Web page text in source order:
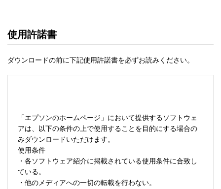
使用許諾書
ダウンロードの前に下記使用許諾書を必ずお読みください。
「エプソンのホームページ」において提供するソフトウェ
アは、以下の条件の上で使用することを目的にする場合の
みダウンロードいただけます。
使用条件
・各ソフトウェア紹介に掲載されている使用条件に合致し
ている。
・他のメディアへの一切の転載を行わない。